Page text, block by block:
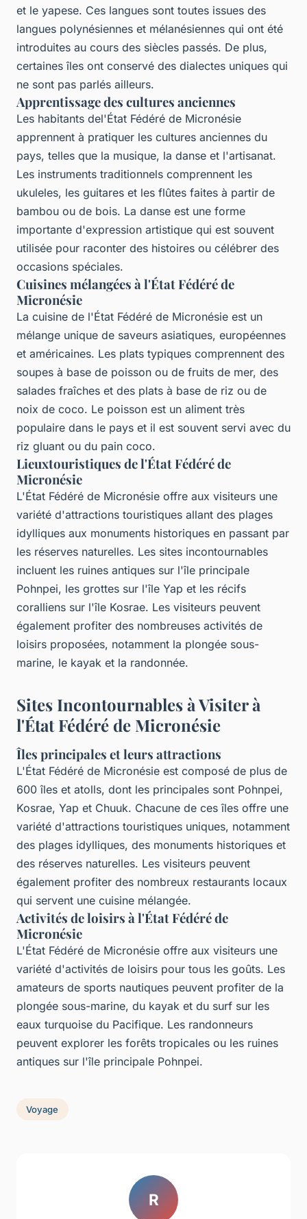
et le yapese. Ces langues sont toutes issues des
langues polynésiennes et mélanésiennes qui ont été
introduites au cours des siècles passés. De plus,
certaines îles ont conservé des dialectes uniques qui
ne sont pas parlés ailleurs.
Apprentissage des cultures anciennes
Les habitants del'État Fédéré de Micronésie
apprennent à pratiquer les cultures anciennes du
pays, telles que la musique, la danse et l'artisanat.
Les instruments traditionnels comprennent les
ukuleles, les guitares et les flûtes faites à partir de
bambou ou de bois. La danse est une forme
importante d'expression artistique qui est souvent
utilisée pour raconter des histoires ou célébrer des
occasions spéciales.
Cuisines mélangées à l'État Fédéré de
Micronésie
La cuisine de l'État Fédéré de Micronésie est un
mélange unique de saveurs asiatiques, européennes
et américaines. Les plats typiques comprennent des
soupes à base de poisson ou de fruits de mer, des
salades fraîches et des plats à base de riz ou de
noix de coco. Le poisson est un aliment très
populaire dans le pays et il est souvent servi avec du
riz gluant ou du pain coco.
Lieuxtouristiques de l'État Fédéré de
Micronésie
L'État Fédéré de Micronésie offre aux visiteurs une
variété d'attractions touristiques allant des plages
idylliques aux monuments historiques en passant par
les réserves naturelles. Les sites incontournables
incluent les ruines antiques sur l'île principale
Pohnpei, les grottes sur l'île Yap et les récifs
coralliens sur l'île Kosrae. Les visiteurs peuvent
également profiter des nombreuses activités de
loisirs proposées, notamment la plongée sous-
marine, le kayak et la randonnée.
Sites Incontournables à Visiter à
l'État Fédéré de Micronésie
Îles principales et leurs attractions
L'État Fédéré de Micronésie est composé de plus de
600 îles et atolls, dont les principales sont Pohnpei,
Kosrae, Yap et Chuuk. Chacune de ces îles offre une
variété d'attractions touristiques uniques, notamment
des plages idylliques, des monuments historiques et
des réserves naturelles. Les visiteurs peuvent
également profiter des nombreux restaurants locaux
qui servent une cuisine mélangée.
Activités de loisirs à l'État Fédéré de
Micronésie
L'État Fédéré de Micronésie offre aux visiteurs une
variété d'activités de loisirs pour tous les goûts. Les
amateurs de sports nautiques peuvent profiter de la
plongée sous-marine, du kayak et du surf sur les
eaux turquoise du Pacifique. Les randonneurs
peuvent explorer les forêts tropicales ou les ruines
antiques sur l'île principale Pohnpei.
Voyage
R